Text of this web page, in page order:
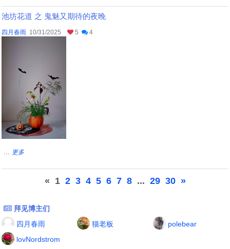
池坊花道 之 鬼魅又期待的夜晚
四月春雨 10/31/2025 5 4
更多
« 1 2 3 4 5 6 7 8 ... 29 30 »
拜见博主们
四月春雨
猫老板
polebear
lovNordstrom